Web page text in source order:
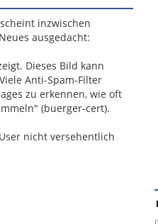
inzwischen
ausgedacht:
Dieses Bild kann
Anti-Spam-Filter
zu erkennen, wie oft
(buerger-cert).
nicht versehentlich